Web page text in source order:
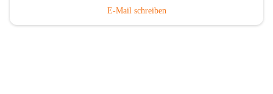
E-Mail schreiben